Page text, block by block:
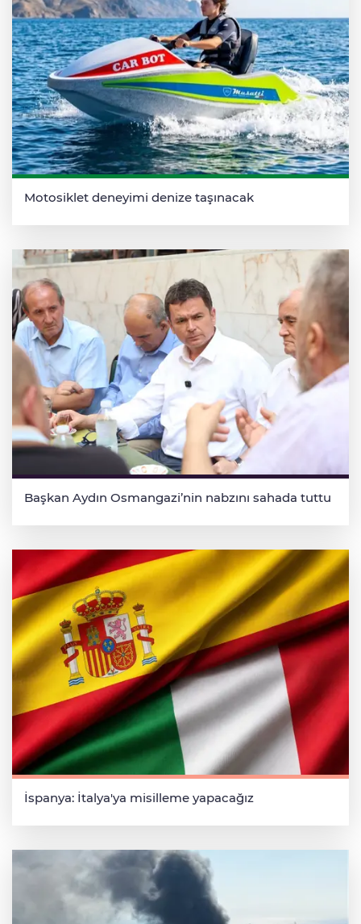
Motosiklet deneyimi denize taşınacak
Başkan Aydın Osmangazi’nin nabzını sahada tuttu
İspanya: İtalya'ya misilleme yapacağız